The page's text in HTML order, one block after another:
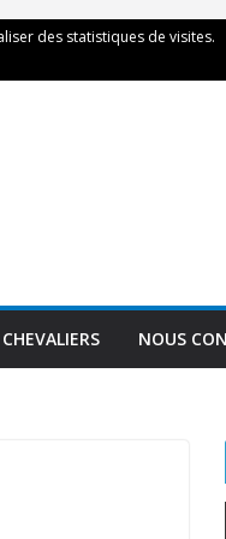
CHEVALIERS NOUS
des statistiques de visites.